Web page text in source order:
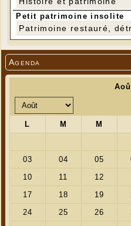
Agenda
Petit patrimoine insolite
Patrimoine restauré,